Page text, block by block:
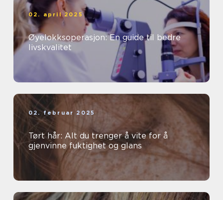
02. april 2025
Øyelokksoperasjon: En guide til bedre
livskvalitet
02. februar 2025
Tørt hår: Alt du trenger å vite for å
gjenvinne fuktighet og glans